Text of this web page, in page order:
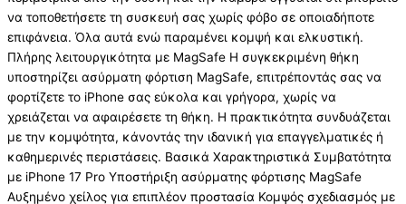
να τοποθετήσετε τη συσκευή σας χωρίς φόβο σε οποιαδήποτε
επιφάνεια. Όλα αυτά ενώ παραμένει κομψή και ελκυστική.
Πλήρης λειτουργικότητα με MagSafe Η συγκεκριμένη θήκη
υποστηρίζει ασύρματη φόρτιση MagSafe, επιτρέποντάς σας να
φορτίζετε το iPhone σας εύκολα και γρήγορα, χωρίς να
χρειάζεται να αφαιρέσετε τη θήκη. Η πρακτικότητα συνδυάζεται
με την κομψότητα, κάνοντάς την ιδανική για επαγγελματικές ή
καθημερινές περιστάσεις. Βασικά Χαρακτηριστικά Συμβατότητα
με iPhone 17 Pro Υποστήριξη ασύρματης φόρτισης MagSafe
Αυξημένο χείλος για επιπλέον προστασία Κομψός σχεδιασμός με